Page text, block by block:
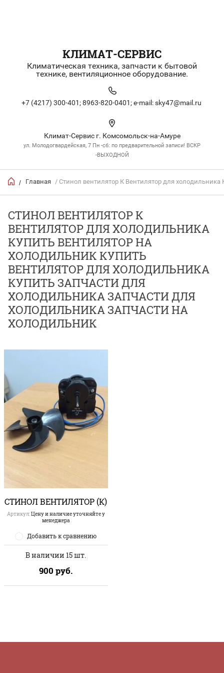
КЛИМАТ-СЕРВИС
Климатическая техника, запчасти к бытовой
технике, вентиляционное оборудование.
+7 (4217) 300-401; 8963-820-0401; e-mail: sky47@mail.ru
Климат-Сервис г. Комсомольск-на-Амуре
ул. Молодогвардейская, 7 Пн -сб: по предварительной записи! ВСКР
-ВЫХОДНОЙ
/ Главная / Стинол вентилятор К Вентилятор для
СТИНОЛ ВЕНТИЛЯТОР К
ВЕНТИЛЯТОР ДЛЯ ХОЛОДИЛЬНИКА
КУПИТЬ ВЕНТИЛЯТОР НА
ХОЛОДИЛЬНИК КУПИТЬ
ВЕНТИЛЯТОР ДЛЯ ХОЛОДИЛЬНИКА
КУПИТЬ ЗАПЧАСТИ ДЛЯ
ХОЛОДИЛЬНИКА ЗАПЧАСТИ ДЛЯ
ХОЛОДИЛЬНИКА ЗАПЧАСТИ НА
ХОЛОДИЛЬНИК
СТИНОЛ ВЕНТИЛЯТОР (К)
Артикул:Цену и наличие уточняйте у
менеджера
Добавить к сравнению
В наличии 15 шт.
900 руб.